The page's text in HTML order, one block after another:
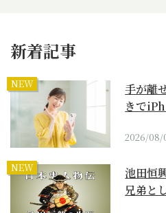
新着記事
NEW
手が離
きで
2026/08/
NEW
池田恒
兄弟と